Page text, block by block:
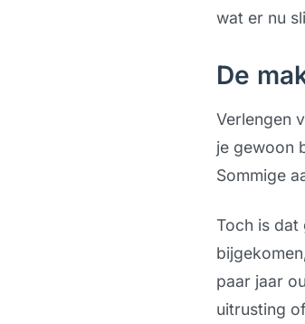
wat er nu
De
Verlengen
je gewoon
Sommige
Toch is dat
paar jaar
uitrusting